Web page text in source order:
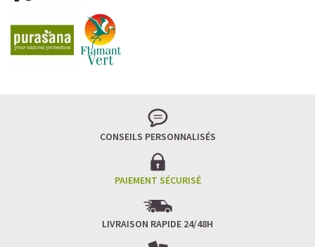
CONSEILS PERSONNALISÉS
PAIEMENT SÉCURISÉ
LIVRAISON RAPIDE 24/48H